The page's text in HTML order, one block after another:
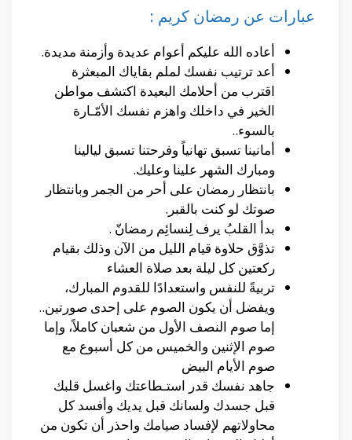
عبارات عن رمضان كريم :
أعاده الله عليكم أعوام عديدة وأزمنة مديدة.
أعد ترتيب نفسك لملم بقاياك المبعثرة
اقترب من أحلامك البعيدة اكتشف مواطن
الخير في داخلك واهزم نفسك الأمّـارة
بالسوء..
أمانينا تسبق تهانياً وفرحتنا تسبق ليالينا
ومبارك الشهر علينا وعليك.
بانتظار رمضان على أحر من الجمر وبانتظار
صوتك لو كنت بالقبر.
بدأ القلبُ يرف لِنسائِم رمضانّ .
تذوَّق حلاوة قيام الليل من الآن وذلك بقيام
ركعتين كل ليلة بعد صلاة العشاء
تربيةً للنفس واستعدادًا للقدوم المبارك،
ويفضل أن يكون الصوم على إحدى صورتين..
إما صوم النصف الأول من شعبان كاملاً، وإما
صوم الإثنين والخميس من كل أسبوع مع
صوم الأيام البيض
جاهد نفسك قدر استـطاعتك واغسل قلبك
قبل جسدك ولسانك قبل يديك وأفسد كل
محاولاتهم لإفساد صيامك واحذر أن تكون من